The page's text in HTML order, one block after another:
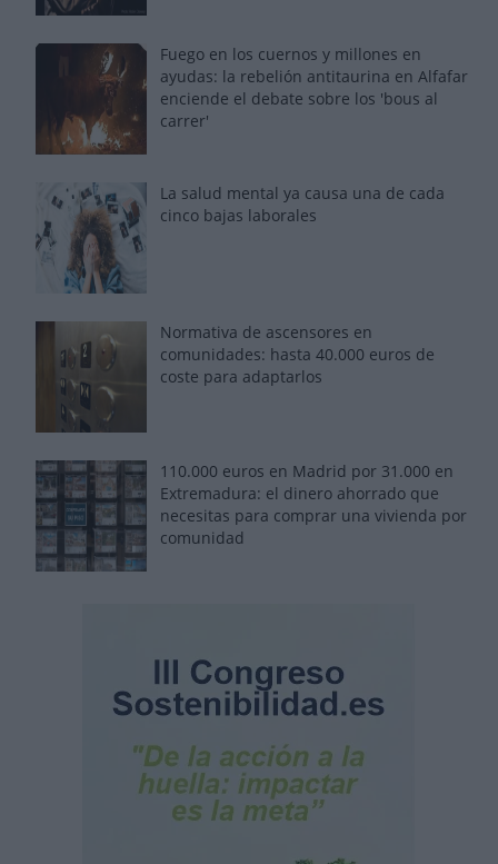
Fuego en los cuernos y millones en
ayudas: la rebelión antitaurina en Alfafar
enciende el debate sobre los 'bous al
carrer'
La salud mental ya causa una de cada
cinco bajas laborales
Normativa de ascensores en
comunidades: hasta 40.000 euros de
coste para adaptarlos
110.000 euros en Madrid por 31.000 en
Extremadura: el dinero ahorrado que
necesitas para comprar una vivienda por
comunidad